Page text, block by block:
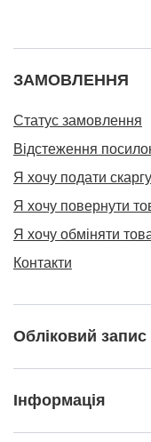
ЗАМОВЛЕННЯ
Статус замовлення
Відстеження
Я хочу подати
Я хочу повернути
Я хочу обміняти
Контакти
Обліковий запис
Інформація